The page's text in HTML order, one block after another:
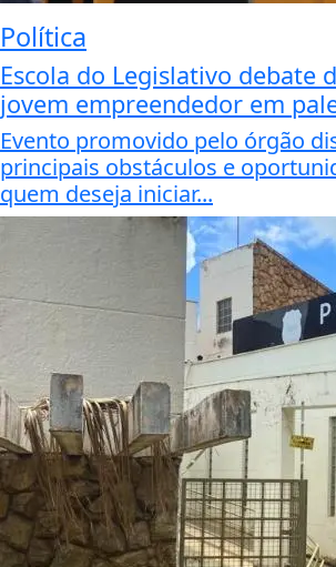
Política
Escola do Legislativo debate
jovem empreendedor em
Evento promovido pelo órgão
principais obstáculos e
quem deseja iniciar...